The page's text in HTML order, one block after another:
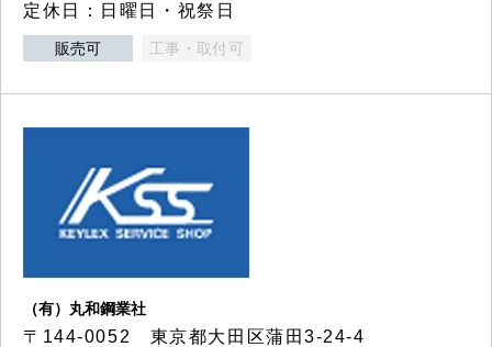
定休日：日曜日・祝祭日
販売可 工事・取付可
（有）丸和鋼業社
〒144-0052 東京都大田区蒲田3-24-4